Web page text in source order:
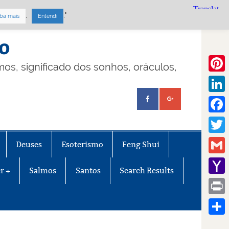
significado dos sonhos, oráculos,
Deuses Esoterismo Feng Shui
+ Salmos Santos Search Results
Gmail
Mail
Print
mais . Entendi ."